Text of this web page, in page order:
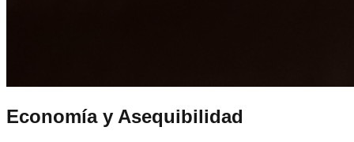
Economía y Asequibilidad